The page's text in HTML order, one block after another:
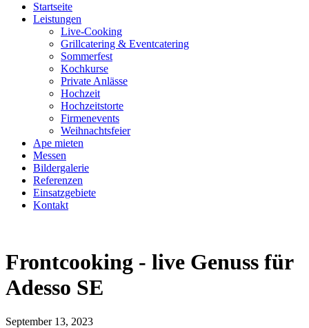
Startseite
Leistungen
Live-Cooking
Grillcatering & Eventcatering
Sommerfest
Kochkurse
Private Anlässe
Hochzeit
Hochzeitstorte
Firmenevents
Weihnachtsfeier
Ape mieten
Messen
Bildergalerie
Referenzen
Einsatzgebiete
Kontakt
Frontcooking - live Genuss für
Adesso SE
September 13, 2023